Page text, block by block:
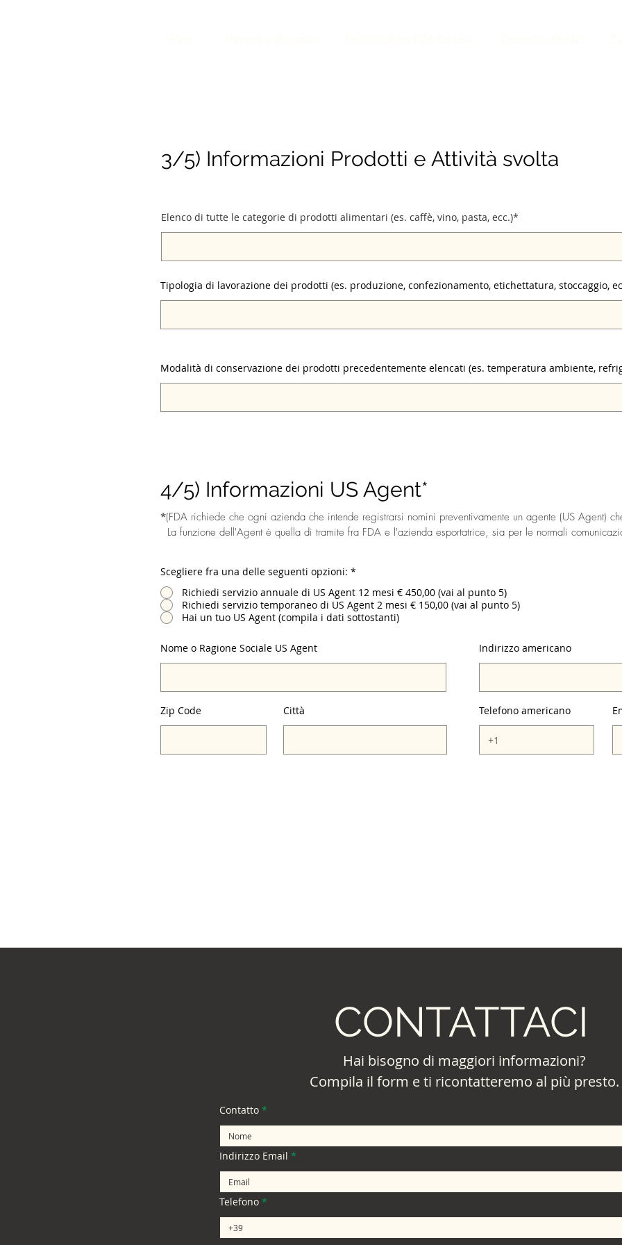
3/5) Informazioni Prodotti e Attività svolta
Elenco di tutte le categorie di prodotti alimentari (es. caffè, vino, pasta, ecc.)*
Tipologia di lavorazione dei prodotti (es. produzione, confezionamento, etichettatura, stoccaggio,
Modalità di conservazione dei prodotti precedentemente elencati (es. temperatura ambiente,
4/5) Informazioni US Agent*
*(FDA richiede che ogni azienda che intende registrarsi nomini preventivamente un agente (US Agent)
La funzione dell'Agent è quella di tramite fra FDA e l'azienda esportatrice, sia per le normali
Scegliere fra una delle seguenti opzioni: *
Richiedi servizio annuale di US Agent 12 mesi € 450,00 (vai al punto 5)
Richiedi servizio temporaneo di US Agent 2 mesi € 150,00 (vai al punto 5)
Hai un tuo US Agent (compila i dati sottostanti)
Nome o Ragione Sociale US Agent
Zip Code Città
Indirizzo americano
Telefono americano
CONTATTACI
Hai bisogno di maggiori informazioni?
Compila il form e ti ricontatteremo al più presto.
Contatto
Indirizzo Email
Telefono